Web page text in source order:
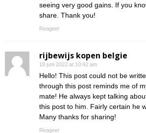
seeing very good gains. If you
share. Thank you!
Reageer
rijbewijs kopen belgie
18 juni 2022 at 10:42 am
Hello! This post could not be
through this post reminds me of
mate! He always kept talking
this post to him. Fairly certain he
Many thanks for sharing!
Reageer